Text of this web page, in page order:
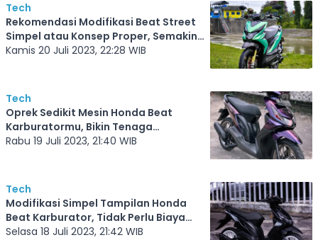
Tech
Rekomendasi Modifikasi Beat Street
Simpel atau Konsep Proper, Semakin
Pede Mengaspal Saat Turing
Kamis 20 Juli 2023, 22:28 WIB
Tech
Oprek Sedikit Mesin Honda Beat
Karburatormu, Bikin Tenaga
Meningkat Signifikan, Ayo Coba!
Rabu 19 Juli 2023, 21:40 WIB
Tech
Modifikasi Simpel Tampilan Honda
Beat Karburator, Tidak Perlu Biaya
Mahal Biar Terlihat Ganteng
Selasa 18 Juli 2023, 21:42 WIB